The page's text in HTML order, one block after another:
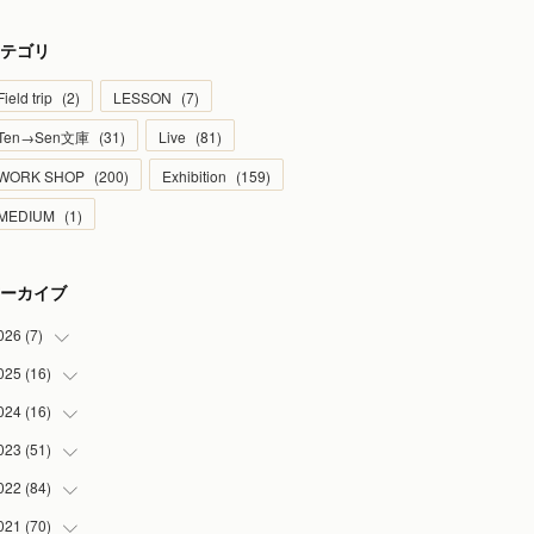
ゴリ
trip (2) LESSON (7)
文庫 (31) Live (81)
SHOP (200) Exhibition (159)
(1)
カイブ
(7)
(1
(2
(2
(1
(1
(16)
(2
(1
(2
(1
(16)
(3
(2
(3
(51)
(1
(4
(84)
(9
(70)